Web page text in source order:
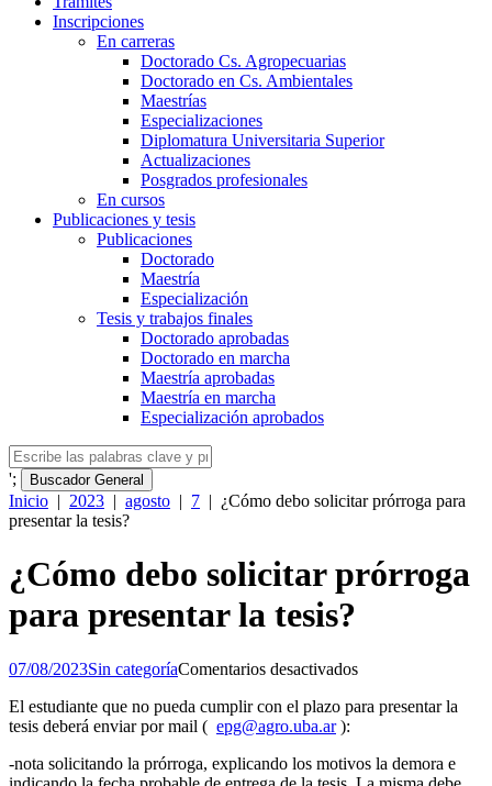
Inscripciones
En carreras
Doctorado Cs. Agropecuarias
Doctorado en Cs. Ambientales
Maestrías
Especializaciones
Diplomatura Universitaria Superior
Actualizaciones
Posgrados profesionales
En cursos
Publicaciones y tesis
Publicaciones
Doctorado
Maestría
Especialización
Tesis y trabajos finales
Doctorado aprobadas
Doctorado en marcha
Maestría aprobadas
Maestría en marcha
Especialización aprobados
'; Buscador General
Inicio | 2023 | agosto | 7 | ¿Cómo debo solicitar prórroga para
presentar la tesis?
¿Cómo debo solicitar prórroga
para presentar la tesis?
07/08/2023Sin categoríaComentarios desactivadosen
debo
para
El estudiante que no pueda cumplir con el plazo para presentar la
tesis deberá enviar por mail ( epg@agro.uba.ar):
-nota solicitando la prórroga, explicando los motivos la demora e